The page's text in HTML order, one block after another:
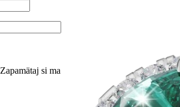
Zapamätaj si ma